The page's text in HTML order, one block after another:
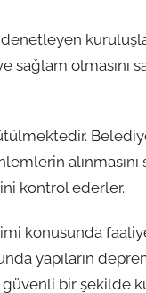
denetleyen
sağlam
alınmasını
kontrol ederler.
konusunda
yapıların
bir şekilde